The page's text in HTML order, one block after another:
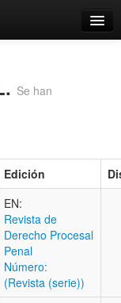
Se han
Edición
EN:
Revista de
Derecho Procesal
Penal
Número:
(Revista (serie))